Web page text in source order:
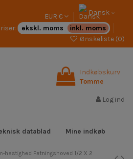
EUR €
Dansk
ekskl. moms
inkl. moms
Ønskeliste (0)
Indkøbskurv
Tomme
Log ind
datablad Mine indkøb
hastighed Fatningshoved 1/2 X 2